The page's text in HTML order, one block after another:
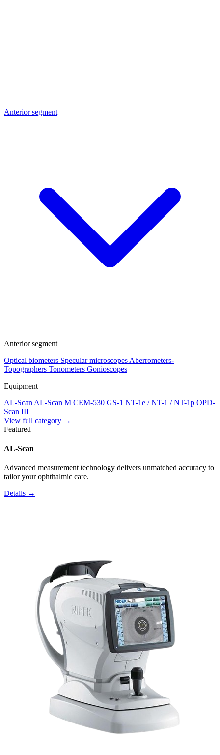
Anterior segment
Anterior segment
Optical biometers Specular microscopes Aberrometers-
Topographers Tonometers Gonioscopes
Equipment
AL-Scan AL-Scan M CEM-530 GS-1 NT-1e / NT-1 / NT-1p OPD-
Scan III
View full category →
Featured
AL-Scan
Advanced measurement technology delivers unmatched accuracy to
tailor your ophthalmic care.
Details →